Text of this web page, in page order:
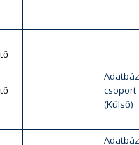
csoport
(Külső)